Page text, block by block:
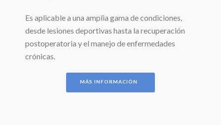
Es aplicable a una amplia gama de condiciones,
desde lesiones deportivas hasta la recuperación
postoperatoria y el manejo de enfermedades
crónicas.
MÁS INFORMACIÓN